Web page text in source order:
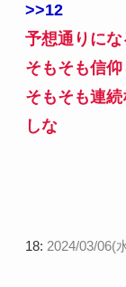
>>12
予想通りに
そもそも信
そもそも連
しな
18: 2024/03/06(